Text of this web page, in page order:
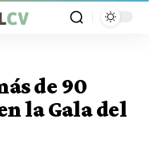
de 90
la Gala del